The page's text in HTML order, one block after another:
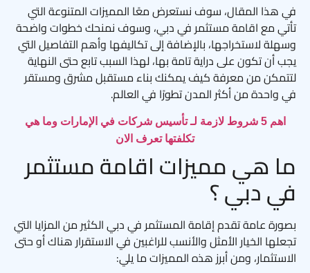
في هذا المقال، سوف نستعرض معًا المميزات المتنوعة التي
تأتي مع اقامة مستثمر في دبي، وسوف نمنحك خطوات واضحة
وسهلة لاستخراجها، بالإضافة إلى تكاليفها وأهم التفاصيل التي
يجب أن تكون على دراية تامة بها، لهذا السبب تابع حتى النهاية
لتتمكن من معرفة كيف يمكنك بناء مستقبل مشرق ومستقر
في واحدة من أكثر المدن تطورًا في العالم.
اهم 5 شروط لازمة لـ تأسيس شركات في الإمارات وما هي
تكلفتها تعرف الان
ما هي مميزات اقامة مستثمر
في دبي ؟
بصورة عامة تقدم إقامة المستثمر في دبي الكثير من المزايا التي
تجعلها الخيار الأمثل والأنسب للراغبين في الاستقرار هناك أو حتى
الاستثمار، ومن أبرز هذه المميزات ما يلي: